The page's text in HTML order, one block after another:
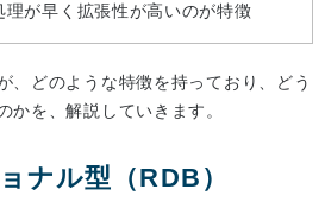
理が早く拡張性が高いのが特徴
、どのような特徴を持っており、どう
かを、解説していきます。
ナル型（RDB）